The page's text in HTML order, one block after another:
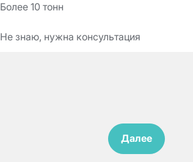
Более 10 тонн
Не знаю, нужна консультация
Далее